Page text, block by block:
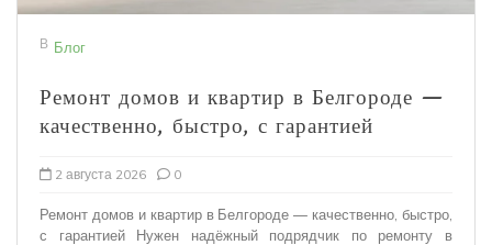
В Блог
Ремонт домов и квартир в Белгороде —
качественно, быстро, с гарантией
2 августа 2026 0
Ремонт домов и квартир в Белгороде — качественно, быстро,
с гарантией Нужен надёжный подрядчик по ремонту в